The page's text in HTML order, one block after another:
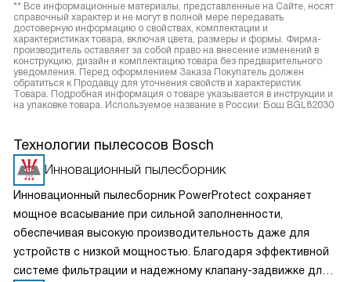
** Все информационные материалы, представленные на Сайте, носят
справочный характер и не могут в полной мере передавать
достоверную информацию о свойствах, комплектации и
характеристиках товара, включая цвета, размеры и формы. Фирма-
производитель оставляет за собой право на внесение изменений в
конструкцию, дизайн и комплектацию товара без предварительного
уведомления. Перед оформлением Заказа Покупатель должен
обратиться к Продавцу для уточнения свойств и характеристик
Товара. Подробная информация о товаре указывается в инструкции и
на упаковке товара. Используемое название в России: Бош BGL82030
Технологии пылесосов Bosch
Инновационный пылесборник
Инновационный пылесборник PowerProtect сохраняет
мощное всасывание при сильной заполненности,
обеспечивая высокую производительность даже для
устройств с низкой мощностью. Благодаря эффективной
системе фильтрации и надежному клапану-задвижке для